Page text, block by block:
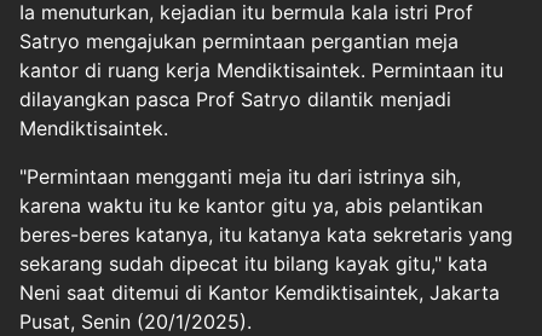
Ia menuturkan, kejadian itu bermula kala istri Prof
Satryo mengajukan permintaan pergantian meja
kantor di ruang kerja Mendiktisaintek. Permintaan itu
dilayangkan pasca Prof Satryo dilantik menjadi
Mendiktisaintek.
"Permintaan mengganti meja itu dari istrinya sih,
karena waktu itu ke kantor gitu ya, abis pelantikan
beres-beres katanya, itu katanya kata sekretaris yang
sekarang sudah dipecat itu bilang kayak gitu," kata
Neni saat ditemui di Kantor Kemdiktisaintek, Jakarta
Pusat, Senin (20/1/2025).